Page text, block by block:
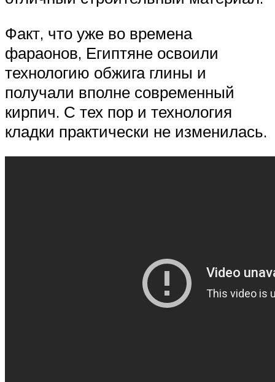
Факт, что уже во времена
фараонов, Египтяне освоили
технологию обжига глины и
получали вполне современный
кирпич. С тех пор и технология
кладки практически не изменилась.